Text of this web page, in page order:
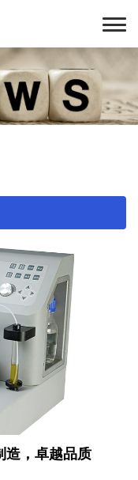
造，卓越品质